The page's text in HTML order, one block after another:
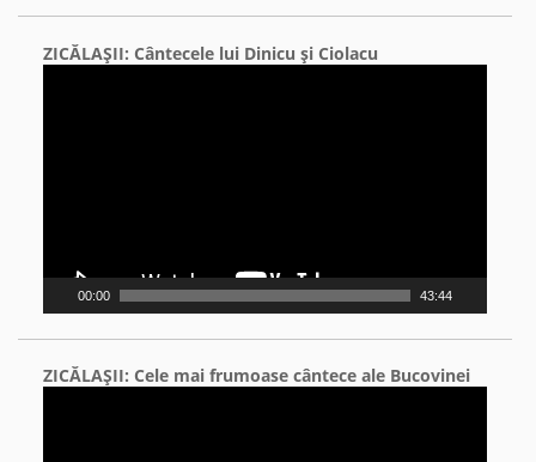
ZICĂLAŞII: Cântecele lui Dinicu şi Ciolacu
00:00 43:44
ZICĂLAŞII: Cele mai frumoase cântece ale Bucovinei